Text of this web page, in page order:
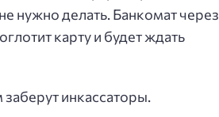
нужно делать. Банкомат через
карту и будет ждать
инкассаторы.